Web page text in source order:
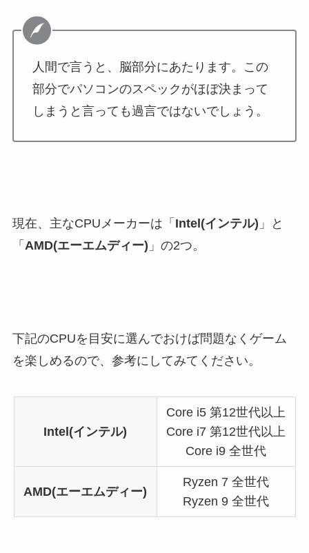
人間で言うと、脳部分にあたります。この
部分でパソコンのスペックがほぼ決まって
しまうと言っても過言ではないでしょう。
現在、主なCPUメーカーは「 Intel(インテル) 」と
「 AMD(エーエムディー) 」の2つ。
下記のCPUを目安に選んでおけば問題なくゲーム
を楽しめるので、参考にしてみてください。
Intel(インテル)
Core i5 第12世代以上
Core i7 第12世代以上
Core i9 全世代
AMD(エーエムディー)
Ryzen 7 全世代
Ryzen 9 全世代